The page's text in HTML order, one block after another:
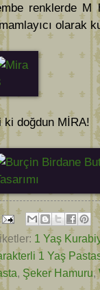
renklerde M
olarak
ki doğdun MİRA!
1 Yaş
1 Yaş
, Şeker Hamuru,